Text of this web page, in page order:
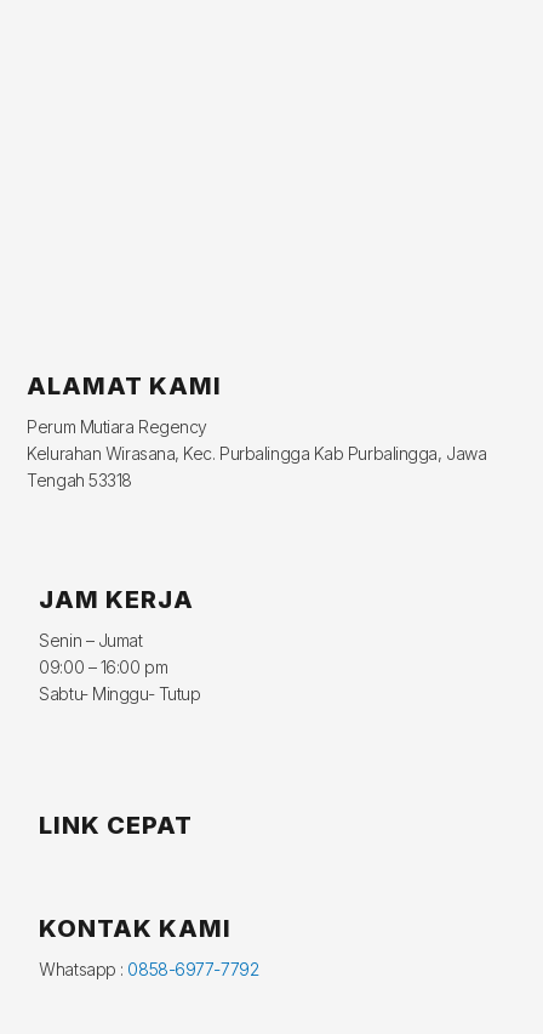
ALAMAT KAMI
Perum Mutiara Regency
Kelurahan Wirasana, Kec. Purbalingga Kab Purbalingga, Jawa
Tengah 53318
JAM KERJA
Senin – Jumat
09:00 – 16:00 pm
Sabtu- Minggu- Tutup
LINK CEPAT
KONTAK KAMI
Whatsapp : 0858-6977-7792